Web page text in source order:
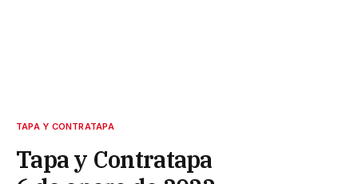
TAPA Y CONTRATAPA
Tapa y Contratapa